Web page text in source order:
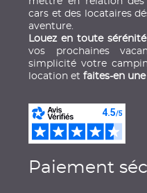
cars et des locataires
aventure.
Louez en toute sérénité
vos prochaines
simplicité votre
location etfaites-en
Paiement